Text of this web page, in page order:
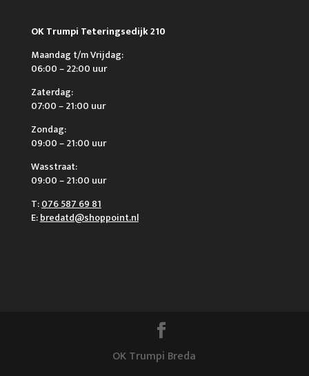
OK Trumpi Teteringsedijk 210
Maandag t/m Vrijdag:
06:00 – 22:00 uur
Zaterdag:
07:00 – 21:00 uur
Zondag:
09:00 – 21:00 uur
Wasstraat:
09:00 – 21:00 uur
T:076 587 69 81
E:bredatd@shoppoint.nl
OK Trumpi Breda